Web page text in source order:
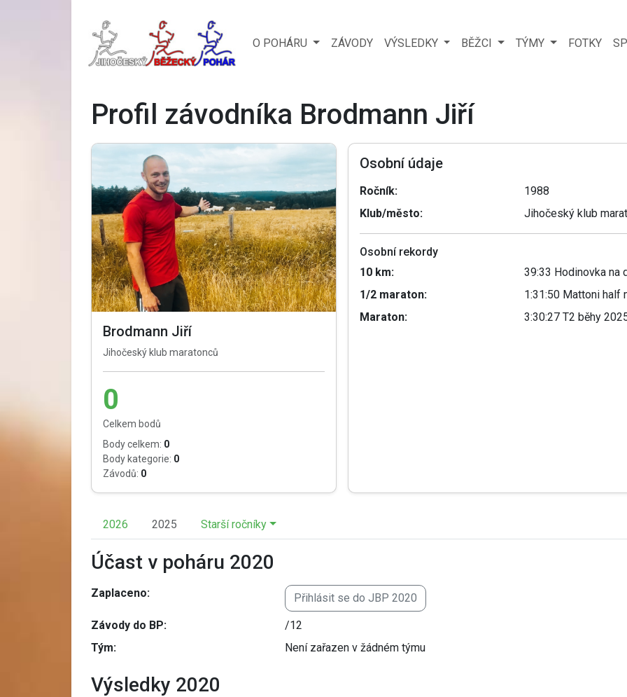
O POHÁRU ZÁVODY VÝSLEDKY BĚŽCI TÝMY FOTKY
Profil závodníka Brodmann Jiří
Brodmann Jiří
Jihočeský klub maratonců
0
Celkem bodů
Body celkem: 0
Body kategorie: 0
Závodů: 0
Osobní údaje
Ročník:
1988
Klub/město:
Jihočeský klub
Osobní rekordy
10 km:
39:33 Hodinovka na
1/2 maraton:
1:31:50 Mattoni half
Maraton:
3:30:27 T2 běhy
2026 2025 Starší ročníky
Účast v poháru 2020
Zaplaceno: Přihlásit se do JBP 2020
Závody do BP:
/12
Tým:
Není zařazen v žádném týmu
Výsledky 2020